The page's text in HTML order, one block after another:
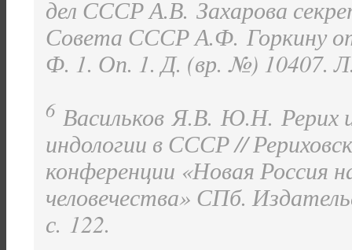
дел СССР А.В. Захарова
Совета СССР А.Ф. Горкину
Ф. 1. Оп. 1. Д. (вр. №) 10407.
6 Васильков Я.В. Ю.Н. Рерих и
индологии в СССР //
конференции «Новая Россия
человечества» СПб.
с. 122.